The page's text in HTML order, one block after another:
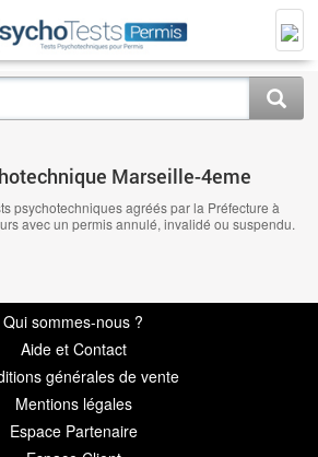
Marseille-4eme
psychotechniques agréés par la Préfecture à
avec un permis annulé, invalidé ou suspendu.
Qui sommes-nous ?
Aide et Contact
générales de vente
Mentions légales
Espace Partenaire